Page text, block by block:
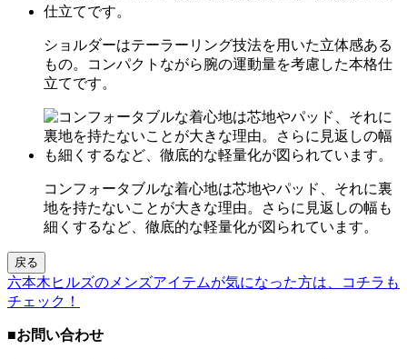
ショルダーはテーラーリング技法を用いた立体感ある
もの。コンパクトながら腕の運動量を考慮した本格仕
立てです。
コンフォータブルな着心地は芯地やパッド、それに裏
地を持たないことが大きな理由。さらに見返しの幅も
細くするなど、徹底的な軽量化が図られています。
戻る
六本木ヒルズのメンズアイテムが気になった方は、コチラも
チェック！
■お問い合わせ